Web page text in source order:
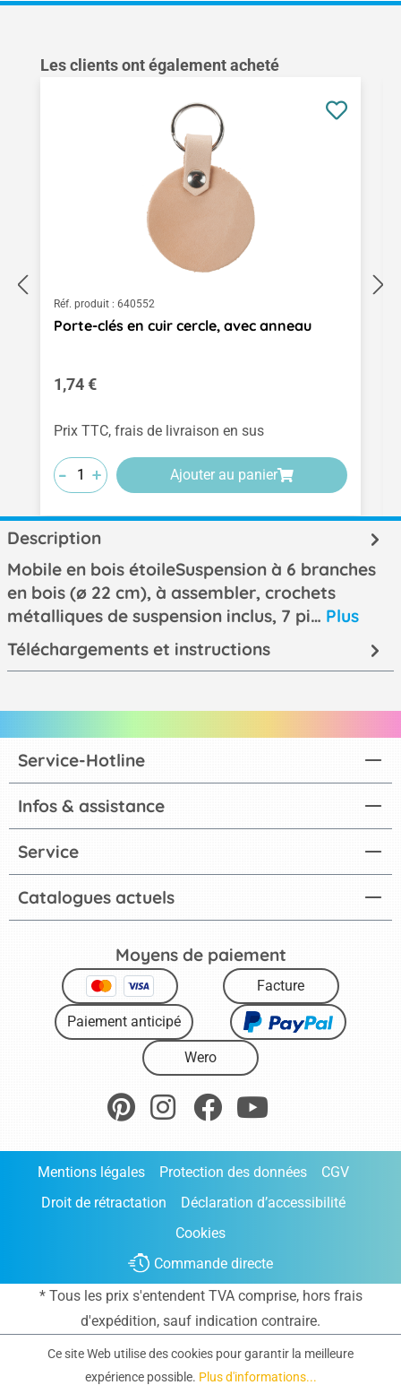
Ignorer la galerie de produits
Les clients ont également acheté
Réf. produit : 640552
Porte-clés en cuir cercle, avec anneau
Prix régulier :
1,74 €
Prix TTC, frais de livraison en sus
-
-
- +
+
+ Ajouter au panier
Description
Mobile en bois étoileSuspension à 6 branches
en bois (ø 22 cm), à assembler, crochets
métalliques de suspension inclus, 7 pi… Plus
Téléchargements et instructions
Catalogues actuels
Service-Hotline
Infos & assistance
Service
Moyens de paiement
Facture
Paiement anticipé
Wero
Mentions légales Protection des données
CGV
Droit de rétractation
Déclaration d’accessibilité
Cookies
Commande directe
* Tous les prix s'entendent TVA comprise, hors frais
d'expédition, sauf indication contraire.
Ce site Web utilise des cookies pour garantir la meilleure
expérience possible. Plus d'informations...